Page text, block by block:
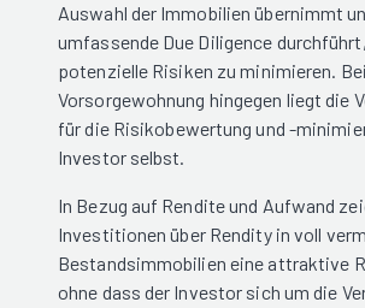
Auswahl der Immobilien übernimmt
umfassende Due Diligence
potenzielle Risiken zu minimieren.
Vorsorgewohnung hingegen liegt die
für die Risikobewertung und -
Investor selbst.
In Bezug auf Rendite und Aufwand
Investitionen über Rendity in voll
Bestandsimmobilien eine attraktive
ohne dass der Investor sich um die